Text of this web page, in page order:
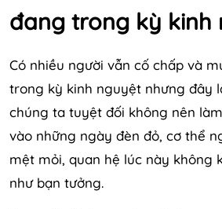
đang trong kỳ kinh
Có nhiều người vẫn cố chấp và
trong kỳ kinh nguyệt nhưng đây
chúng ta tuyệt đối không nên
vào những ngày đèn đỏ, cơ thể
mệt mỏi, quan hệ lúc này không
như bạn tưởng.